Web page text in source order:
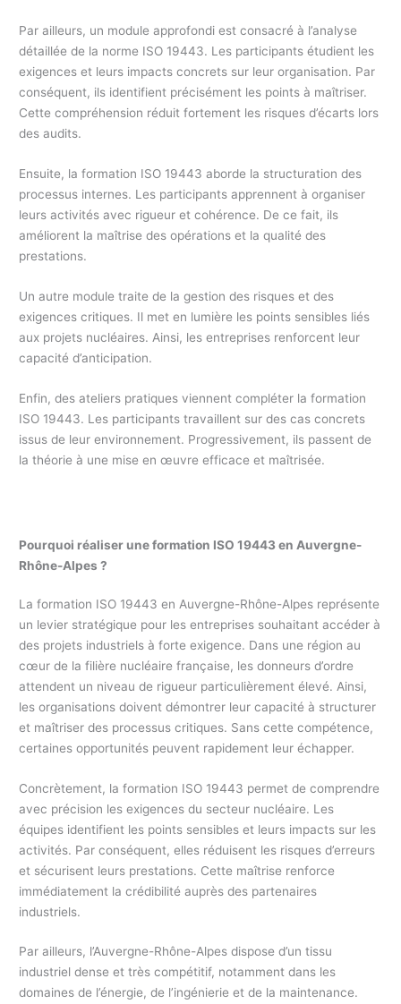
Par ailleurs, un module approfondi est consacré à l’analyse
détaillée de la norme ISO 19443. Les participants étudient les
exigences et leurs impacts concrets sur leur organisation. Par
conséquent, ils identifient précisément les points à maîtriser.
Cette compréhension réduit fortement les risques d’écarts lors
des audits.
Ensuite, la formation ISO 19443 aborde la structuration des
processus internes. Les participants apprennent à organiser
leurs activités avec rigueur et cohérence. De ce fait, ils
améliorent la maîtrise des opérations et la qualité des
prestations.
Un autre module traite de la gestion des risques et des
exigences critiques. Il met en lumière les points sensibles liés
aux projets nucléaires. Ainsi, les entreprises renforcent leur
capacité d’anticipation.
Enfin, des ateliers pratiques viennent compléter la formation
ISO 19443. Les participants travaillent sur des cas concrets
issus de leur environnement. Progressivement, ils passent de
la théorie à une mise en œuvre efficace et maîtrisée.
Pourquoi réaliser une formation ISO 19443 en Auvergne-
Rhône-Alpes ?
La formation ISO 19443 en Auvergne-Rhône-Alpes représente
un levier stratégique pour les entreprises souhaitant accéder à
des projets industriels à forte exigence. Dans une région au
cœur de la filière nucléaire française, les donneurs d’ordre
attendent un niveau de rigueur particulièrement élevé. Ainsi,
les organisations doivent démontrer leur capacité à structurer
et maîtriser des processus critiques. Sans cette compétence,
certaines opportunités peuvent rapidement leur échapper.
Concrètement, la formation ISO 19443 permet de comprendre
avec précision les exigences du secteur nucléaire. Les
équipes identifient les points sensibles et leurs impacts sur les
activités. Par conséquent, elles réduisent les risques d’erreurs
et sécurisent leurs prestations. Cette maîtrise renforce
immédiatement la crédibilité auprès des partenaires
industriels.
Par ailleurs, l’Auvergne-Rhône-Alpes dispose d’un tissu
industriel dense et très compétitif, notamment dans les
domaines de l’énergie, de l’ingénierie et de la maintenance.